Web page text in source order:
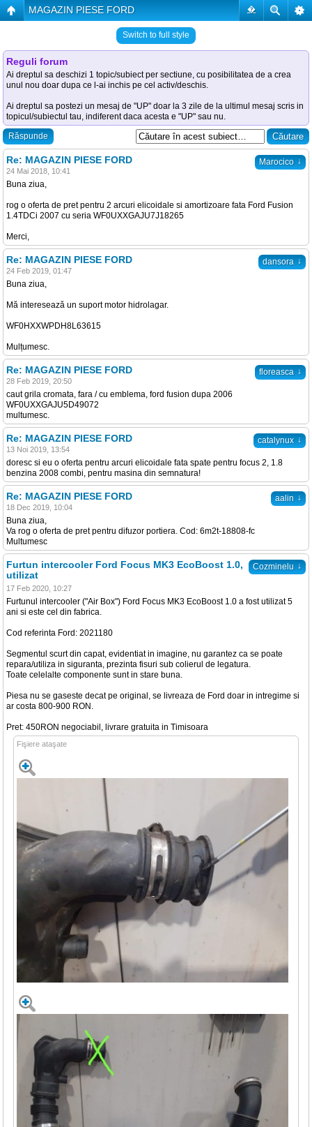
�
MAGAZIN PIESE FORD
Switch to full style
Reguli forum
Ai dreptul sa deschizi 1 topic/subiect per sectiune, cu posibilitatea de a crea
unul nou doar dupa ce l-ai inchis pe cel activ/deschis.
Ai dreptul sa postezi un mesaj de "UP" doar la 3 zile de la ultimul mesaj scris in
topicul/subiectul tau, indiferent daca acesta e "UP" sau nu.
Răspunde
Marocico ↓
Re: MAGAZIN PIESE FORD
24 Mai 2018, 10:41
Buna ziua,
rog o oferta de pret pentru 2 arcuri elicoidale si amortizoare fata Ford Fusion
1.4TDCi 2007 cu seria WF0UXXGAJU7J18265
Merci,
dansora ↓
Re: MAGAZIN PIESE FORD
24 Feb 2019, 01:47
Buna ziua,
Mă interesează un suport motor hidrolagar.
WF0HXXWPDH8L63615
Mulțumesc.
floreasca ↓
Re: MAGAZIN PIESE FORD
28 Feb 2019, 20:50
caut grila cromata, fara / cu emblema, ford fusion dupa 2006
WF0UXXGAJU5D49072
multumesc.
catalynux ↓
Re: MAGAZIN PIESE FORD
13 Noi 2019, 13:54
doresc si eu o oferta pentru arcuri elicoidale fata spate pentru focus 2, 1.8
benzina 2008 combi, pentru masina din semnatura!
aalin ↓
Re: MAGAZIN PIESE FORD
18 Dec 2019, 10:04
Buna ziua,
Va rog o oferta de pret pentru difuzor portiera. Cod: 6m2t-18808-fc
Multumesc
Cozminelu ↓
Furtun intercooler Ford Focus MK3 EcoBoost 1.0,
utilizat
17 Feb 2020, 10:27
Furtunul intercooler ("Air Box") Ford Focus MK3 EcoBoost 1.0 a fost utilizat 5
ani si este cel din fabrica.
Cod referinta Ford: 2021180
Segmentul scurt din capat, evidentiat in imagine, nu garantez ca se poate
repara/utiliza in siguranta, prezinta fisuri sub colierul de legatura.
Toate celelalte componente sunt in stare buna.
Piesa nu se gaseste decat pe original, se livreaza de Ford doar in intregime si
ar costa 800-900 RON.
Pret: 450RON negociabil, livrare gratuita in Timisoara
Fişiere ataşate